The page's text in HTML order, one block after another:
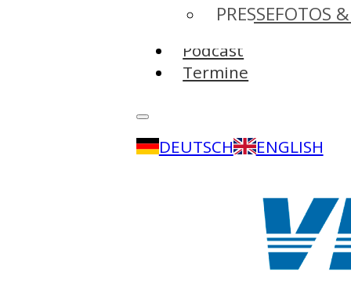
PRESSEFOTOS
Podcast
Termine
DEUTSCH ENGLISH